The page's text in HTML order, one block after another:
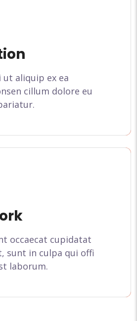
ut aliquip ex ea
cillum dolore eu
occaecat cupidatat
sunt in culpa qui offi
laborum.